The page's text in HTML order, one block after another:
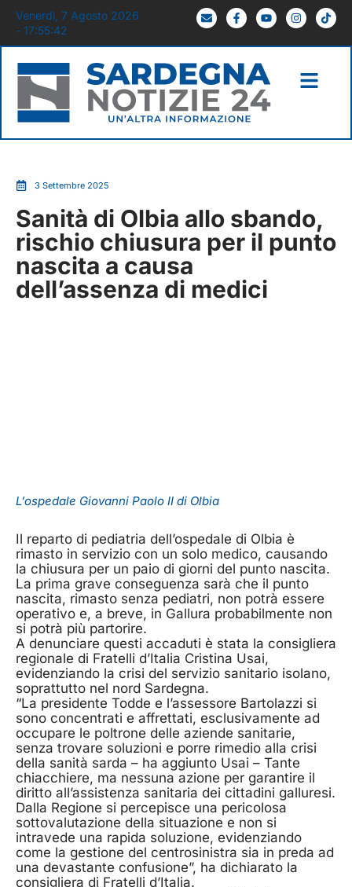
Venerdì, 7 Agosto 2026
- 17:55:42
3 Settembre 2025
Sanità di Olbia allo sbando,
rischio chiusura per il punto
nascita a causa
dell’assenza di medici
L’ospedale Giovanni Paolo II di Olbia
Il reparto di pediatria dell’ospedale di Olbia è
rimasto in servizio con un solo medico, causando
la chiusura per un paio di giorni del punto nascita.
La prima grave conseguenza sarà che il punto
nascita, rimasto senza pediatri, non potrà essere
operativo e, a breve, in Gallura probabilmente non
si potrà più partorire.
A denunciare questi accaduti è stata la consigliera
regionale di Fratelli d’Italia Cristina Usai,
evidenziando la crisi del servizio sanitario isolano,
soprattutto nel nord Sardegna.
“La presidente Todde e l’assessore Bartolazzi si
sono concentrati e affrettati, esclusivamente ad
occupare le poltrone delle aziende sanitarie,
senza trovare soluzioni e porre rimedio alla crisi
della sanità sarda – ha aggiunto Usai – Tante
chiacchiere, ma nessuna azione per garantire il
diritto all’assistenza sanitaria dei cittadini galluresi.
Dalla Regione si percepisce una pericolosa
sottovalutazione della situazione e non si
intravede una rapida soluzione, evidenziando
come la gestione del centrosinistra sia in preda ad
una devastante confusione”, ha dichiarato la
consigliera di Fratelli d’Italia.